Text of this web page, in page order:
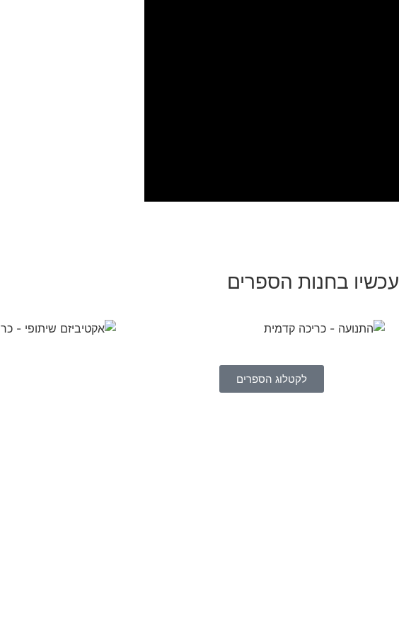
עכשיו בחנות הספרים
לקטלוג הספרים